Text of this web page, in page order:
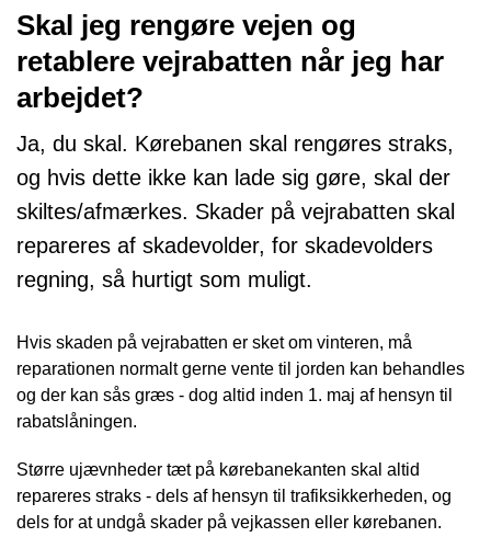
Skal jeg rengøre vejen og
retablere vejrabatten når jeg har
arbejdet?
Ja, du skal. Kørebanen skal rengøres straks,
og hvis dette ikke kan lade sig gøre, skal der
skiltes/afmærkes. Skader på vejrabatten skal
repareres af skadevolder, for skadevolders
regning, så hurtigt som muligt.
Hvis skaden på vejrabatten er sket om vinteren, må
reparationen normalt gerne vente til jorden kan behandles
og der kan sås græs - dog altid inden 1. maj af hensyn til
rabatslåningen.
Større ujævnheder tæt på kørebanekanten skal altid
repareres straks - dels af hensyn til trafiksikkerheden, og
dels for at undgå skader på vejkassen eller kørebanen.